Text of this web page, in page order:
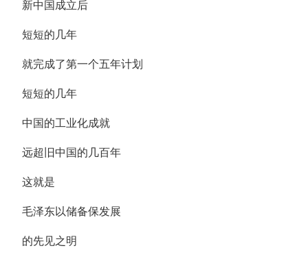
新中国成立后
短短的几年
就完成了第一个五年计划
短短的几年
中国的工业化成就
远超旧中国的几百年
这就是
毛泽东以储备保发展
的先见之明